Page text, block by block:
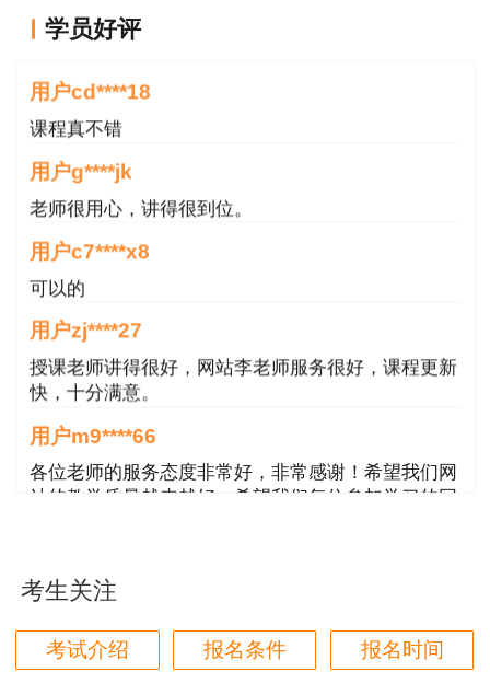
位技术负责人共同签字确认。
2. 不需专家论证的专项施工方案，经施工单
审核签字，并报项目法人备案。
3. 超过一定规模的危险性较大的单项工程专
4. 专家组应由5名及以上符合相关专业要求的
专家组成，各参建单位人员不得以专家身份参加审
查论证会。
5. 施工单位应根据审查论证报告修改完善专
项施工方案，经施工单位技术负责人、总监理工程
师、项目法人单位负责人审核签字后，方可组织实
施。
1. 监理、施工单位应指定专人对专项施工方
案实施情况进行旁站监理。发现未按专项施工方案
施工的，应要求其立即整改；存在危及人身安全紧
学员好评
用户zh****86
用户cd****18
课程真不错
用户g****jk
老师很用心，讲得很到位。
用户c7****x8
可以的
用户zj****27
授课老师讲得很好，网站李老师服务很好，课程更新
快，十分满意。
用户m9****66
各位老师的服务态度非常好，非常感谢！希望我们网
站的教学质量越来越好，希望我们每位参加学习的同
用户m9****66
对本次课程购买的老师的服务态度非常满意。希望我
们网站教学质量越来越高。祝大家都取得满意的结
考生关注
考试介绍 报名条件 报名时间